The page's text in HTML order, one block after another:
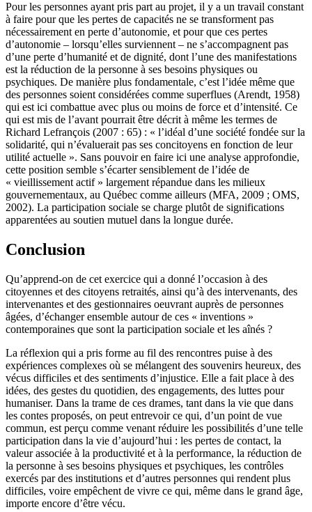
Pour les personnes ayant pris part au projet, il y a un travail constant
à faire pour que les pertes de capacités ne se transforment pas
nécessairement en perte d’autonomie, et pour que ces pertes
d’autonomie – lorsqu’elles surviennent – ne s’accompagnent pas
d’une perte d’humanité et de dignité, dont l’une des manifestations
est la réduction de la personne à ses besoins physiques ou
psychiques. De manière plus fondamentale, c’est l’idée même que
des personnes soient considérées comme superflues (Arendt, 1958)
qui est ici combattue avec plus ou moins de force et d’intensité. Ce
qui est mis de l’avant pourrait être décrit à même les termes de
Richard Lefrançois (2007 : 65) : « l’idéal d’une société fondée sur la
solidarité, qui n’évaluerait pas ses concitoyens en fonction de leur
utilité actuelle ». Sans pouvoir en faire ici une analyse approfondie,
cette position semble s’écarter sensiblement de l’idée de
« vieillissement actif » largement répandue dans les milieux
gouvernementaux, au Québec comme ailleurs (MFA, 2009 ; OMS,
2002). La participation sociale se charge plutôt de significations
apparentées au soutien mutuel dans la longue durée.
Conclusion
Qu’apprend-on de cet exercice qui a donné l’occasion à des
citoyennes et des citoyens retraités, ainsi qu’à des intervenants, des
intervenantes et des gestionnaires oeuvrant auprès de personnes
âgées, d’échanger ensemble autour de ces « inventions »
contemporaines que sont la participation sociale et les aînés ?
La réflexion qui a pris forme au fil des rencontres puise à des
expériences complexes où se mélangent des souvenirs heureux, des
vécus difficiles et des sentiments d’injustice. Elle a fait place à des
idées, des gestes du quotidien, des engagements, des luttes pour
humaniser. Dans la trame de ces drames, tant dans la vie que dans
les contes proposés, on peut entrevoir ce qui, d’un point de vue
commun, est perçu comme venant réduire les possibilités d’une telle
participation dans la vie d’aujourd’hui : les pertes de contact, la
valeur associée à la productivité et à la performance, la réduction de
la personne à ses besoins physiques et psychiques, les contrôles
exercés par des institutions et d’autres personnes qui rendent plus
difficiles, voire empêchent de vivre ce qui, même dans le grand âge,
importe encore d’être vécu.